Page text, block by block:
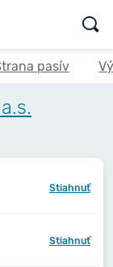
pasív
Stiahnuť
Stiahnuť